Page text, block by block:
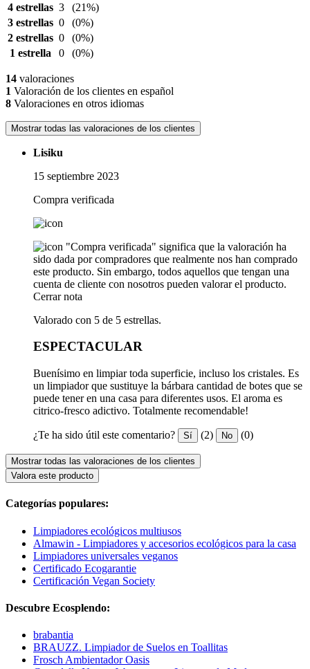
4 estrellas 3
(21%)
3 estrellas 0
(0%)
2 estrellas 0
(0%)
1 estrella
0 (0%)
14 valoraciones
1 Valoración de los clientes en español
8 Valoraciones en otros idiomas
Mostrar todas las valoraciones de los clientes
Lisiku
15 septiembre 2023
Compra verificada
"Compra verificada" significa que la valoración ha
sido dada por compradores que realmente nos han comprado
este producto. Sin embargo, todos aquellos que tengan una
cuenta de cliente con nosotros pueden valorar el producto.
Cerrar nota
Valorado con 5 de 5 estrellas.
ESPECTACULAR
Buenísimo en limpiar toda superficie, incluso los cristales. Es
un limpiador que sustituye la bárbara cantidad de botes que se
puede tener en una casa para diferentes usos. El aroma es
citrico-fresco adictivo. Totalmente recomendable!
¿Te ha sido útil este comentario? Sí (2) No (0)
Mostrar todas las valoraciones de los clientes
Valora este producto
Categorías populares:
Limpiadores ecológicos multiusos
Almawin - Limpiadores y accesorios ecológicos para la casa
Limpiadores universales veganos
Certificado Ecogarantie
Certificación Vegan Society
Descubre Ecosplendo:
brabantia
BRAUZZ. Limpiador de Suelos en Toallitas
Frosch Ambientador Oasis